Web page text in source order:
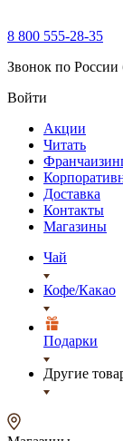
8 800 555-28-35
Звонок по России
Войти
Акции
Читать
Доставка
Контакты
Магазины
Чай
Кофе/Какао
Подарки
Другие